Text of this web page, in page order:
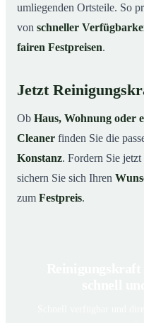
umliegenden Ortsteile. So
von schneller
fairen Festpreisen.
Jetzt
Ob Haus, Wohnung oder
Cleaner finden Sie die
Konstanz. Fordern Sie
sichern Sie sich Ihren
zum Festpreis.